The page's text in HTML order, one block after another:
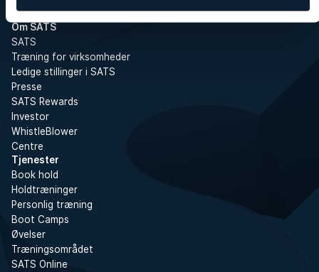
Om SATS
SATS
Træning for virksomheder
Ledige stillinger i SATS
Presse
SATS Rewards
Investor
WhistleBlower
Centre
Tjenester
Book hold
Holdtræninger
Personlig træning
Boot Camps
Øvelser
Træningsområdet
SATS Online